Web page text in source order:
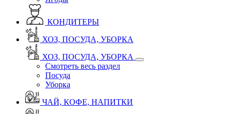
КОНДИТЕРЫ
ХОЗ, ПОСУДА, УБОРКА
ХОЗ, ПОСУДА, УБОРКА
Смотреть весь раздел
Посуда
Уборка
ЧАЙ, КОФЕ, НАПИТКИ